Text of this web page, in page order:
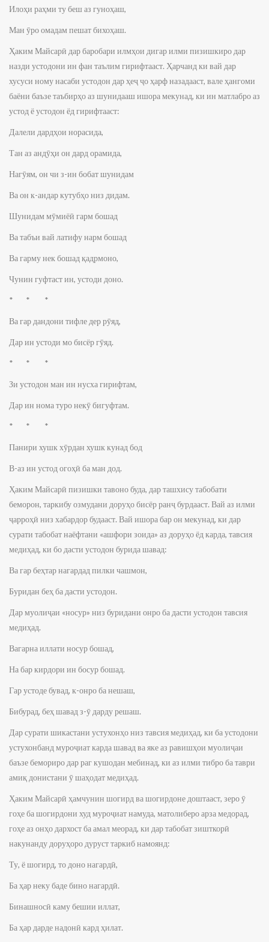
Илоҳи раҳми ту беш аз гуноҳаш,
Ман ӯро омадам пешат бихоҳаш.
Ҳаким Майсарӣ дар баробари илмҳои дигар илми пизишкиро дар
назди устодони ин фан таълим гирифтааст. Ҳарчанд ки вай дар
хусуси ному насаби устодон дар ҳеҷ ҷо ҳарф назадааст, вале ҳангоми
баёни баъзе таъбирҳо аз шунидааш ишора мекунад, ки ин матлабро аз
устод ё устодон ёд гирифтааст:
Далели дардҳои норасида,
Тан аз андӯҳи он дард орамида,
Нагӯям, он чи з-ин бобат шунидам
Ва он к-андар кутубҳо низ дидам.
Шунидам мӯмиёӣ гарм бошад
Ва табъи вай латифу нарм бошад
Ва гарму нек бошад қадрмоно,
Чунин гуфтаст ин, устоди доно.
* * *
Ва гар дандони тифле дер рӯяд,
Дар ин устоди мо бисёр гӯяд.
* * *
Зи устодон ман ин нусха гирифтам,
Дар ин нома туро некӯ бигуфтам.
* * *
Панири хушк хӯрдан хушк кунад бод
В-аз ин устод огоҳӣ ба ман дод.
Ҳаким Майсарӣ пизишки тавоно буда, дар ташхису табобати
беморон, таркибу озмудани доруҳо бисёр ранҷ бурдааст. Вай аз илми
ҷарроҳӣ низ хабардор будааст. Вай ишора бар он мекунад, ки дар
сурати табобат наёфтани «ашфори зоида» аз доруҳо ёд карда, тавсия
медиҳад, ки бо дасти устодон бурида шавад:
Ва гар беҳтар нагардад пилки чашмон,
Буридан беҳ ба дасти устодон.
Дар муолиҷаи «носур» низ буридани онро ба дасти устодон тавсия
медиҳад.
Вагарна иллати носур бошад,
На бар кирдори ин босур бошад.
Гар устоде бувад, к-онро ба нешаш,
Бибурад, беҳ шавад з-ӯ дарду решаш.
Дар сурати шикастани устухонҳо низ тавсия медиҳад, ки ба устодони
устухонбанд муроҷиат карда шавад ва яке аз равишҳои муолиҷаи
баъзе бемориро дар раг кушодан мебинад, ки аз илми тибро ба таври
амиқ донистани ӯ шаҳодат медиҳад.
Ҳаким Майсарӣ ҳамчунин шогирд ва шогирдоне доштааст, зеро ӯ
гоҳе ба шогирдони худ муроҷиат намуда, матолиберо арза медорад,
гоҳе аз онҳо дархост ба амал меорад, ки дар табобат зишткорӣ
накунанду доруҳоро дуруст таркиб намоянд:
Ту, ё шогирд, то доно нагардӣ,
Ба ҳар неку баде бино нагардӣ.
Бинашносӣ каму бешии иллат,
Ба ҳар дарде надонӣ кард ҳилат.